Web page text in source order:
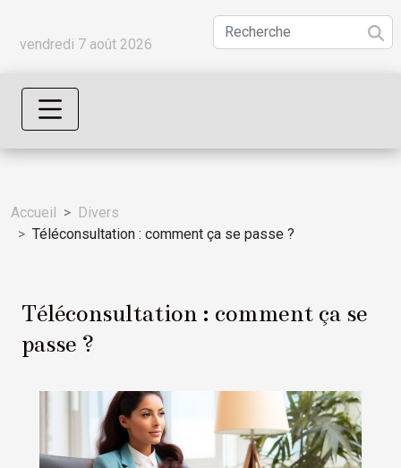
vendredi 7 août 2026
Accueil
Divers
Téléconsultation : comment ça se passe ?
Téléconsultation : comment ça se
passe ?